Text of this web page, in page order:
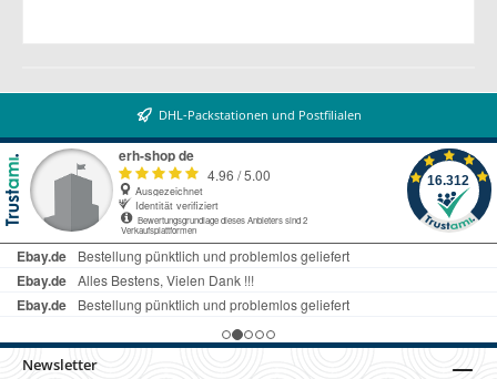
DHL-Packstationen und Postfilialen
Newsletter